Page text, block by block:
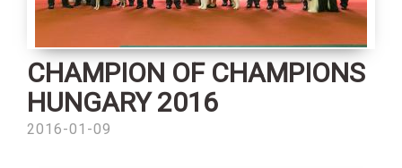
CHAMPION OF CHAMPIONS
HUNGARY 2016
2016-01-09